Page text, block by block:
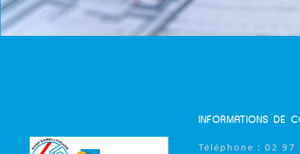
INFORMATIONS DE
Téléphone : 02 97